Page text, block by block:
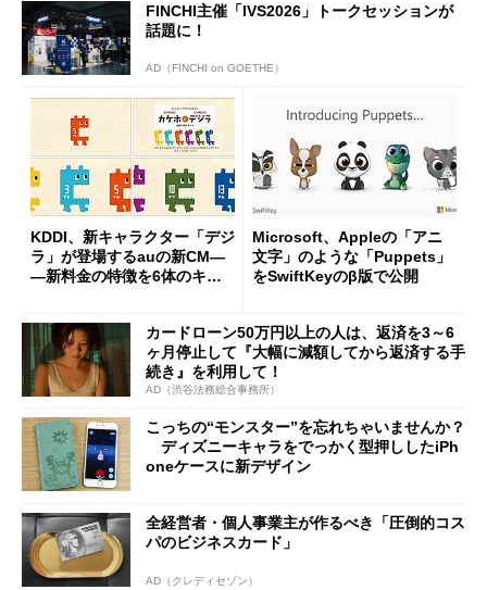
FINCHI主催「IVS2026」トークセッションが
話題に！
AD（FINCHI on GOETHE）
KDDI、新キャラクター「デジ
ラ」が登場するauの新CM―
―新料金の特徴を6体のキャ
Microsoft、Appleの「アニ
文字」のような「Puppets」
をSwiftKeyのβ版で公開
カードローン50万円以上の人は、返済を3～6
ヶ月停止して『大幅に減額してから返済する手
続き』を利用して！
AD（渋谷法務総合事務所）
こっちの“モンスター”を忘れちゃいませんか？
ディズニーキャラをでっかく型押ししたiPh
oneケースに新デザイン
全経営者・個人事業主が作るべき「圧倒的コス
パのビジネスカード」
AD（クレディセゾン）